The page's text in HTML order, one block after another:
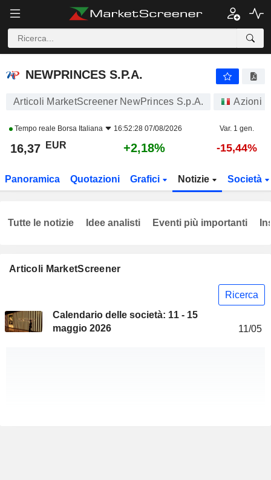
NEWPRINCES S.P.A.
NEWPRINCES S.P.A.
Articoli MarketScreener NewPrinces S.p.A. Azioni
Tempo reale Borsa Italiana 16:52:28 07/08/2026 Var. 1 gen.
16,37 EUR +2,18% -15,44%
Panoramica Quotazioni Grafici Notizie Società
Articoli MarketScreener
Ricerca
Calendario delle società: 11 - 15
maggio 2026
11/05
Tutte le notizie Idee analisti Eventi più importanti